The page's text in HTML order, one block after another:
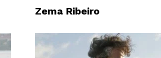
Zema Ribeiro